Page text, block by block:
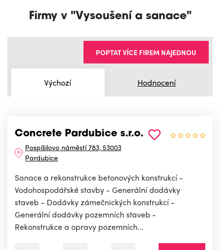
Firmy v "Vysoušení a sanace"
Výchozí Hodnocení
POPTAT VÍCE FIREM NAJEDNOU
Concrete Pardubice s.r.o.
Pospíšilovo náměstí 783, 53003
Pardubice
Sanace a rekonstrukce betonových konstrukcí -
Vodohospodářské stavby - Generální dodávky
staveb - Dodávky zámečnických konstrukcí -
Generální dodávky pozemních staveb -
Rekonstrukce a opravy pozemních...